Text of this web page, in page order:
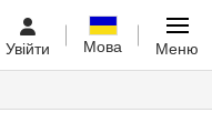
Увійти Мова Меню